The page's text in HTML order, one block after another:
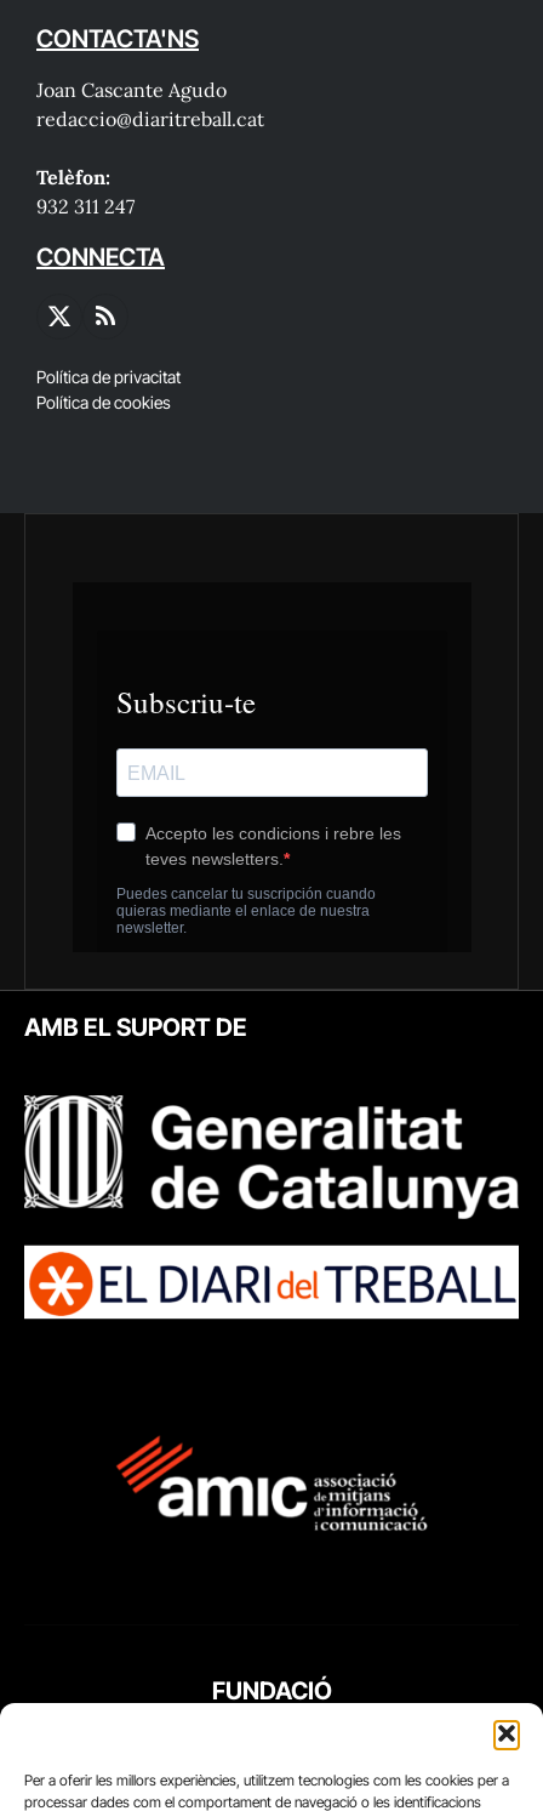
Per a oferir les millors experiències, utilitzem tecnologies com les cookies per a
processar dades com el comportament de navegació o les identificacions
CONTACTA'NS
Joan Cascante Agudo
redaccio@diaritreball.cat
Telèfon:
932 311 247
CONNECTA
X
RSS
Política de privacitat
Política de cookies
AMB EL SUPORT DE
FUNDACIÓ